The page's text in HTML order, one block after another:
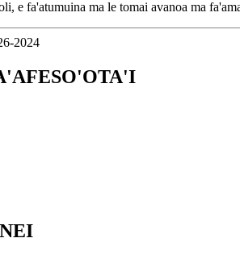
e fa'atumuina ma le tomai avanoa ma
2024